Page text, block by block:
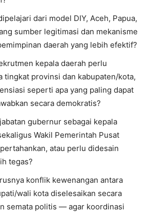
dari model DIY, Aceh, Papua,
sumber legitimasi dan mekanisme
daerah yang lebih efektif?
kepala daerah perlu
tingkat provinsi dan kabupaten/kota,
seperti apa yang paling dapat
secara demokratis?
gubernur sebagai kepala
Wakil Pemerintah Pusat
atau perlu didesain
tegas?
konflik kewenangan antara
wali kota diselesaikan secara
semata politis — agar koordinasi